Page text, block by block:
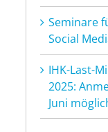
Seminare
Social
IHK-Last-
2025:
Juni